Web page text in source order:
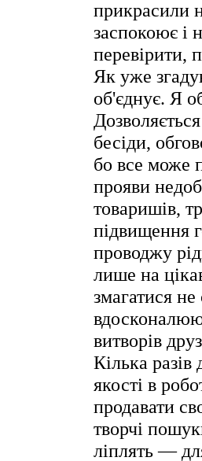
прикрасили
заспокоює і
перевірити,
Як уже
об'єднує. Я
бесіди,
бо все може
прояви
товаришів,
підвищення
проводжу
лише на
змагатися
витворів
Кілька разів
якості в
продавати
творчі
ліплять —